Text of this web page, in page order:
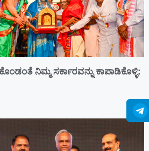
ನಿಮ್ಮ ಸರ್ಕಾರವನ್ನು ಕಾಪಾಡಿಕೊಳ್ಳಿ: